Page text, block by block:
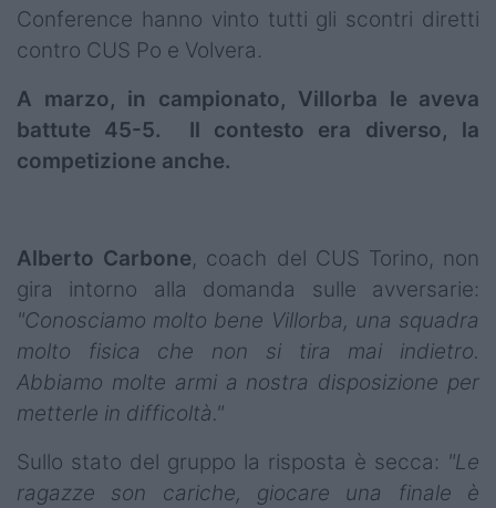
Conference hanno vinto tutti gli scontri diretti
contro CUS Po e Volvera.
A marzo, in campionato, Villorba le aveva
battute 45-5. Il contesto era diverso, la
competizione anche.
Alberto Carbone, coach del CUS Torino, non
gira intorno alla domanda sulle avversarie:
"Conosciamo molto bene Villorba, una squadra
molto fisica che non si tira mai indietro.
Abbiamo molte armi a nostra disposizione per
metterle in difficoltà."
Sullo stato del gruppo la risposta è secca: "Le
ragazze son cariche, giocare una finale è